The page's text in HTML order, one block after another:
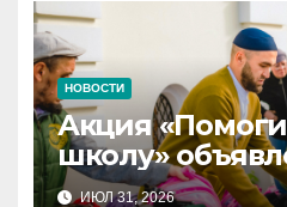
НОВОСТИ
Акция «Помоги
школу»
Татарстане
ИЮЛ 31, 2026